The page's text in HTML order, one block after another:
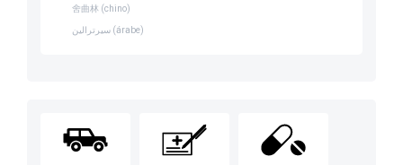
舍曲林 (chino)
سيرترالين (árabe)